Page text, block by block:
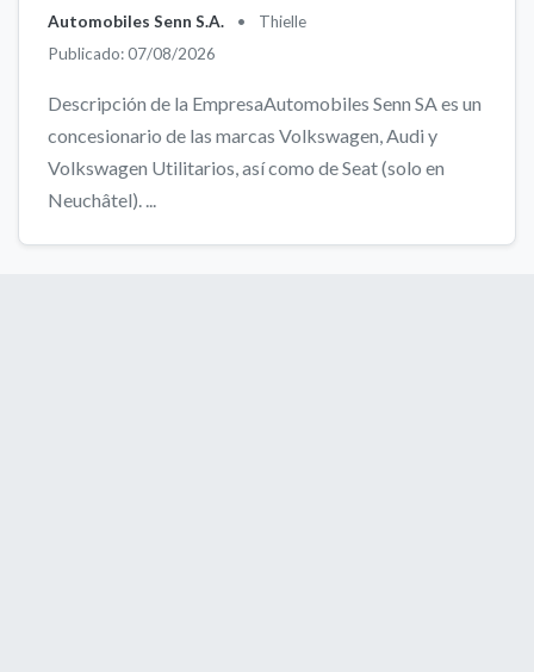
Automobiles Senn S.A. •
Thielle
Publicado: 07/08/2026
Descripción de la EmpresaAutomobiles Senn SA es un
concesionario de las marcas Volkswagen, Audi y
Volkswagen Utilitarios, así como de Seat (solo en
Neuchâtel). ...